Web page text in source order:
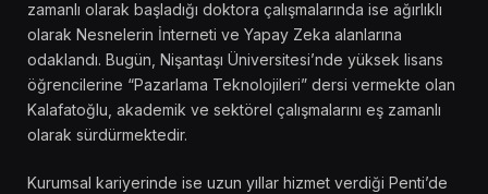
zamanlı olarak başladığı doktora çalışmalarında ise ağırlıklı
olarak Nesnelerin İnterneti ve Yapay Zeka alanlarına
odaklandı. Bugün, Nişantaşı Üniversitesi’nde yüksek lisans
öğrencilerine “Pazarlama Teknolojileri” dersi vermekte olan
Kalafatoğlu, akademik ve sektörel çalışmalarını eş zamanlı
olarak sürdürmektedir.
Kurumsal kariyerinde ise uzun yıllar hizmet verdiği Penti’de